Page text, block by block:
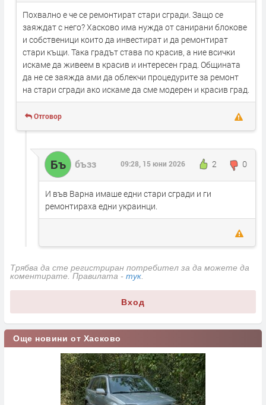
Похвално е че се ремонтират стари сгради. Защо се
заяждат с него? Хасково има нужда от санирани блокове
и собственици които да инвестират и да ремонтират
стари къщи. Така градът става по красив, а ние всички
искаме да живеем в красив и интересен град. Общината
да не се заяжда ами да облекчи процедурите за ремонт
на стари сгради ако искаме да сме модерен и красив град.
Отговор
Бъ бъзз 2 0
09:28, 15 юни 2026
И във Варна имаше едни стари сгради и ги
ремонтираха едни украинци.
Трябва да сте регистриран потребител за да можете да
коментирате. Правилата - тук
Вход
Още новини от Хасково